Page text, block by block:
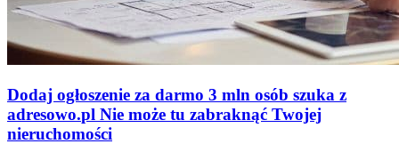
Dodaj ogłoszenie za darmo 3 mln osób szuka z
adresowo.pl Nie może tu zabraknąć Twojej
nieruchomości